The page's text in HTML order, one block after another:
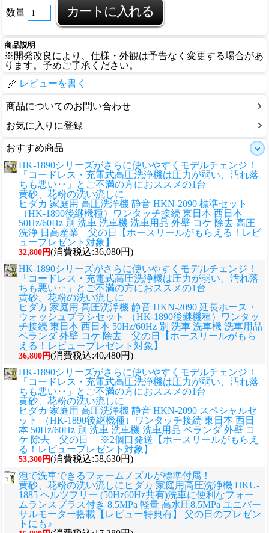
数量
商品説明
※開発改良により、仕様・外観は予告なく変更する場合があ
ります。予めご了承ください。
レビューを書く
商品についてのお問い合わせ
お気に入りに登録
おすすめ商品
HK-1890シリーズがさらに使いやすくモデルチェンジ！
「コードレス・充電式高圧洗浄機は圧力が弱い、汚れ落
ちも悪い‥」とご不満の方におススメの1台
黄砂、花粉の洗い流しに
ヒダカ 家庭用 高圧洗浄機 静音 HKN-2090 標準セット
（HK-1890後継機種）ワンタッチ接続 東日本 西日本
50Hz/60Hz 別 洗車 洗車機 洗車用品 外壁 コケ 除去 高圧
洗浄 日高産業 父の日【ホースリールがもらえる！レビ
ュープレゼント対象】
32,800円(消費税込:36,080円)
HK-1890シリーズがさらに使いやすくモデルチェンジ！
「コードレス・充電式高圧洗浄機は圧力が弱い、汚れ落
ちも悪い‥」とご不満の方におススメの1台
黄砂、花粉の洗い流しに
ヒダカ 家庭用 高圧洗浄機 静音 HKN-2090 延長ホース・
ウォッシュブラシセット （HK-1890後継機種）ワンタッ
チ接続 東日本 西日本 50Hz/60Hz 別 洗車 洗車機 洗車用品
ベランダ 外壁 コケ 除去 父の日【ホースリールがもら
える！レビュープレゼント対象】
36,800円(消費税込:40,480円)
HK-1890シリーズがさらに使いやすくモデルチェンジ！
「コードレス・充電式高圧洗浄機は圧力が弱い、汚れ落
ちも悪い‥」とご不満の方におススメの1台
黄砂、花粉の洗い流しに
ヒダカ 家庭用 高圧洗浄機 静音 HKN-2090 スペシャルセ
ット （HK-1890後継機種）ワンタッチ接続 東日本 西日
本 50Hz/60Hz 別 洗車 洗車機 洗車用品 ベランダ 外壁 コ
ケ 除去 父の日 ※2個口発送【ホースリールがもらえ
る！レビュープレゼント対象】
53,300円(消費税込:58,630円)
泡で洗車できるフォームノズルが標準付属！
黄砂、花粉の洗い流しに ヒダカ 家庭用高圧洗浄機 HKU-
1885 ヘルツフリー (50Hz60Hz共有)洗車に便利なフォー
ムランスプラス付き 8.5MPa 軽量 高水圧8.5MPa ユニバー
サルモーター搭載【レビュー特典有】 父の日のプレゼン
トにも♪